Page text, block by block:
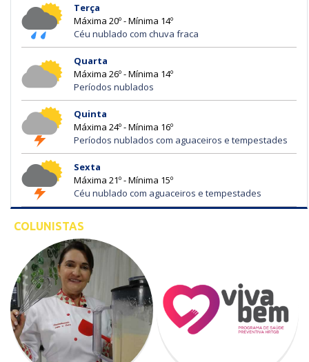
Terça
Máxima 20º - Mínima 14º
Céu nublado com chuva fraca
Quarta
Máxima 26º - Mínima 14º
Períodos nublados
Quinta
Máxima 24º - Mínima 16º
Períodos nublados com aguaceiros e tempestades
Sexta
Máxima 21º - Mínima 15º
Céu nublado com aguaceiros e tempestades
COLUNISTAS